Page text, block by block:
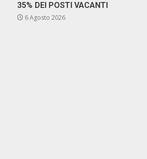
35% DEI POSTI VACANTI
6 Agosto 2026